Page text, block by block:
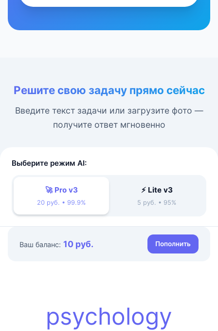
Решите свою задачу прямо сейчас
Введите текст задачи или загрузите фото —
получите ответ мгновенно
Выберите режим AI:
🚀 Pro v3
20 руб. • 99.9%
⚡ Lite v3
5 руб. • 95%
Ваш баланс: 10 руб. Пополнить
psychology